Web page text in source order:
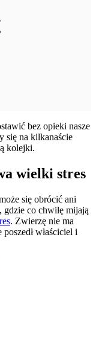
bez opieki nasze
się na kilkanaście
kolejki.
wielki stres
się obrócić ani
gdzie co chwilę mijają
. Zwierzę nie ma
właściciel i